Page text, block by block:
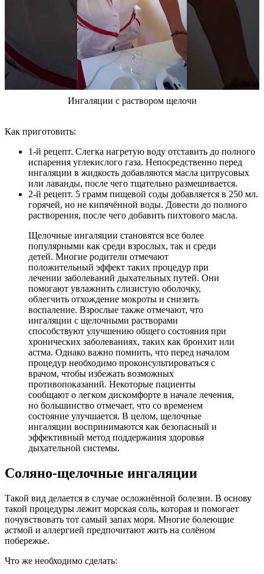
Ингаляции с раствором щелочи
Как приготовить:
1-й рецепт. Слегка нагретую воду отставить до полного
испарения углекислого газа. Непосредственно перед
ингаляции в жидкость добавляются масла цитрусовых
или лаванды, после чего тщательно размешивается.
2-й рецепт. 5 грамм пищевой соды добавляется в 250 мл.
горячей, но не кипячённой воды. Довести до полного
растворения, после чего добавить пихтового масла.
Щелочные ингаляции становятся все более
популярными как среди взрослых, так и среди
детей. Многие родители отмечают
положительный эффект таких процедур при
лечении заболеваний дыхательных путей. Они
помогают увлажнить слизистую оболочку,
облегчить отхождение мокроты и снизить
воспаление. Взрослые также отмечают, что
ингаляции с щелочными растворами
способствуют улучшению общего состояния при
хронических заболеваниях, таких как бронхит или
астма. Однако важно помнить, что перед началом
процедур необходимо проконсультироваться с
врачом, чтобы избежать возможных
противопоказаний. Некоторые пациенты
сообщают о легком дискомфорте в начале лечения,
но большинство отмечает, что со временем
состояние улучшается. В целом, щелочные
ингаляции воспринимаются как безопасный и
эффективный метод поддержания здоровья
дыхательной системы.
Соляно-щелочные ингаляции
Такой вид делается в случае осложнённой болезни. В основу
такой процедуры лежит морская соль, которая и помогает
почувствовать тот самый запах моря. Многие болеющие
астмой и аллергией предпочитают жить на солёном
побережье.
Что же необходимо сделать: